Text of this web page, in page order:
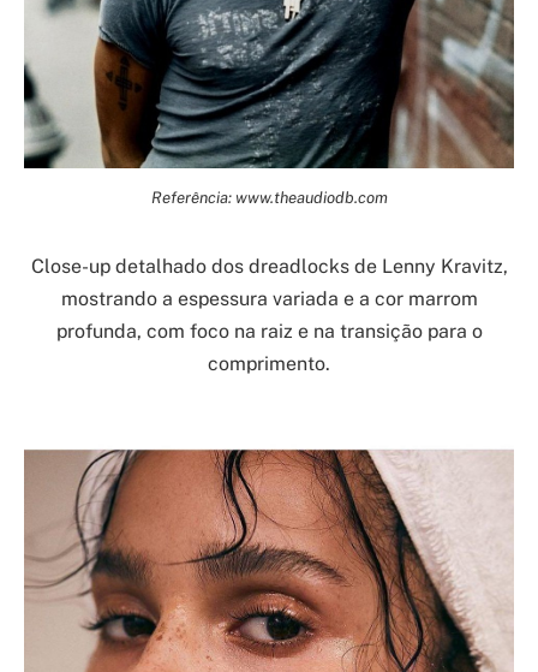
Referência: www.theaudiodb.com
Close-up detalhado dos dreadlocks de Lenny Kravitz,
mostrando a espessura variada e a cor marrom
profunda, com foco na raiz e na transição para o
comprimento.